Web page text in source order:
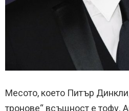
Месото, което Питър
тронове“ всъщност е тофу.